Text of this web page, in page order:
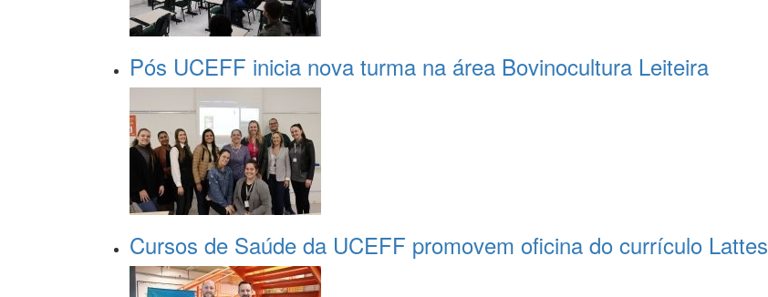
Pós UCEFF inicia nova turma na área Bovinocultura Leiteira
Cursos de Saúde da UCEFF promovem oficina do currículo Lattes